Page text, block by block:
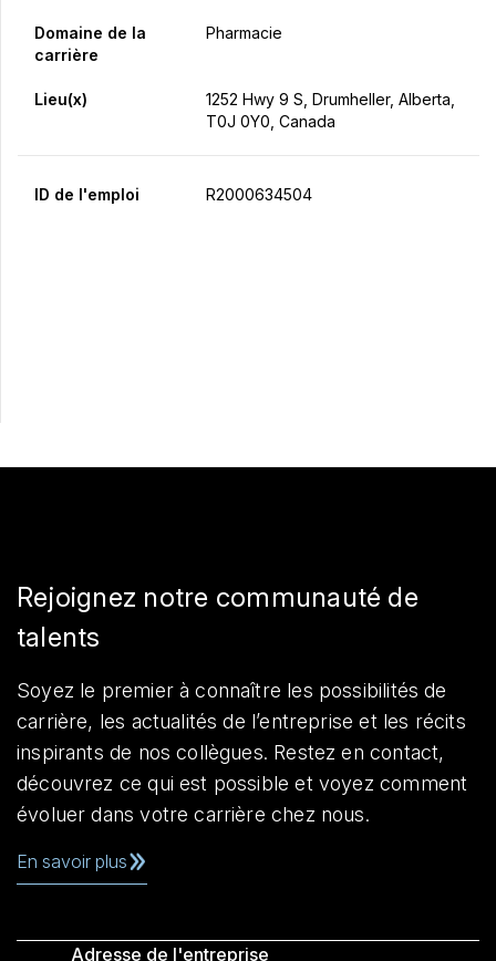
Domaine de la
carrière
Pharmacie
Lieu(x)
1252 Hwy 9 S, Drumheller, Alberta,
T0J 0Y0, Canada
ID de l'emploi R2000634504
Rejoignez notre communauté de
talents
Soyez le premier à connaître les possibilités de
carrière, les actualités de l’entreprise et les récits
inspirants de nos collègues. Restez en contact,
découvrez ce qui est possible et voyez comment
évoluer dans votre carrière chez nous.
En savoir plus
Adresse de l'entreprise